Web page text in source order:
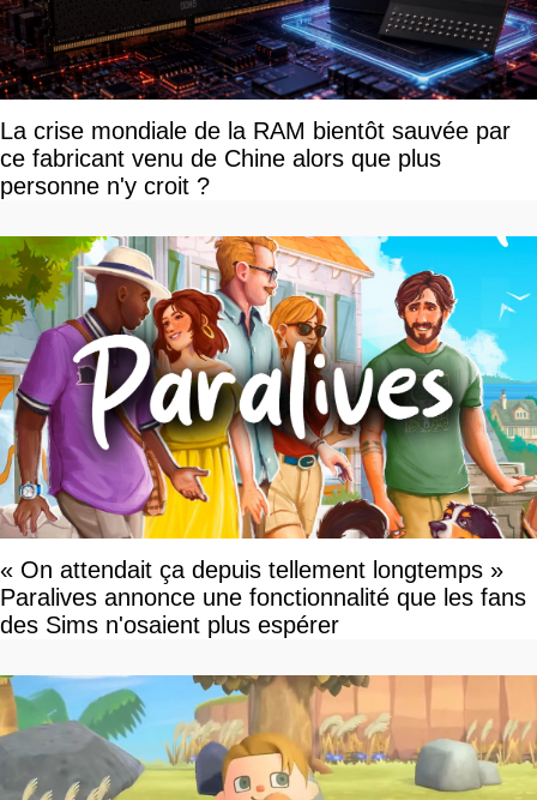
La crise mondiale de la RAM bientôt sauvée par
ce fabricant venu de Chine alors que plus
personne n'y croit ?
« On attendait ça depuis tellement longtemps »
Paralives annonce une fonctionnalité que les fans
des Sims n'osaient plus espérer